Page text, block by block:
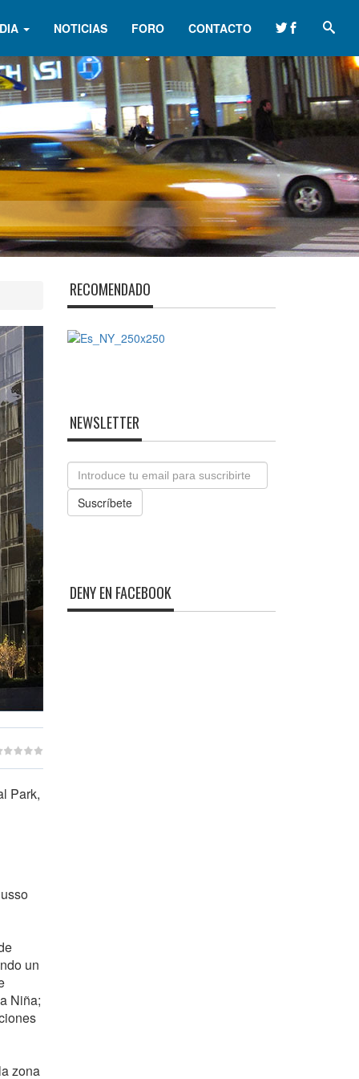
NOTICIAS FORO CONTACTO
Park,
un
Niña;
zona
RECOMENDADO
NEWSLETTER
Email
Suscríbete
DENY EN FACEBOOK